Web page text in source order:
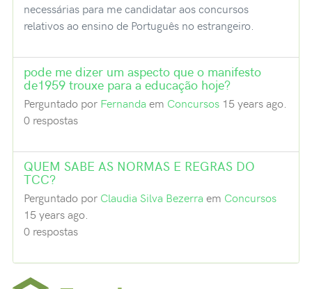
necessárias para me candidatar aos concursos
relativos ao ensino de Português no estrangeiro.
pode me dizer um aspecto que o manifesto
de1959 trouxe para a educação hoje?
Perguntado por Fernandaem Concursos 15 years ago.
0 respostas
QUEM SABE AS NORMAS E REGRAS DO
TCC?
Perguntado por Claudia Silva Bezerraem Concursos
15 years ago.
0 respostas